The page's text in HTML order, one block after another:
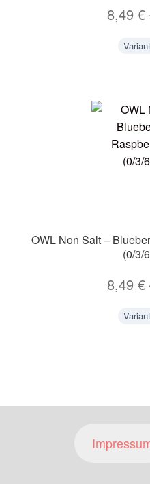
8,49 €
OWL Non Salt –
(0/3/
8,49 €